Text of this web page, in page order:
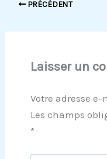
PRÉCÉDENT
Laisser un
Votre adresse
Les champs
*